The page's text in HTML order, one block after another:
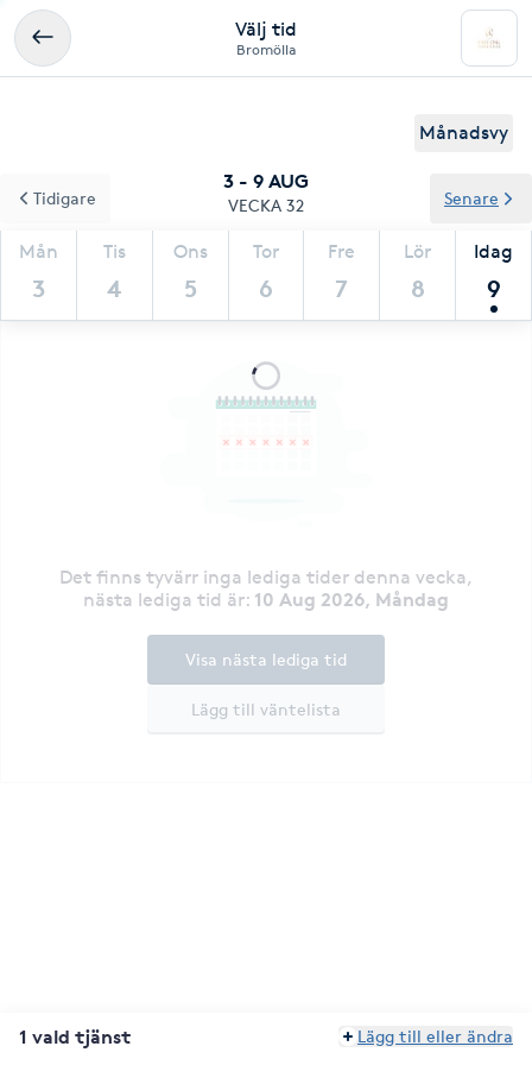
Välj tid
Bromölla
Månadsvy
3 - 9 AUG
VECKA 32
Mån
3
Tis
4
Ons
5
Tor
6
Fre
7
Lör
8
Idag
9
Tidigare Senare
Det finns tyvärr inga lediga tider denna vecka,
nästa lediga tid är: 10 Aug 2026, Måndag
Lägg till väntelista
Visa nästa lediga tid
1 vald tjänst Lägg till eller ändra